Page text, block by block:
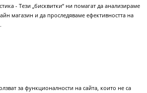
- Тези „бисквитки“ ни помагат да анализираме
магазин и да проследяваме ефективността на
за функционалности на сайта, които не са